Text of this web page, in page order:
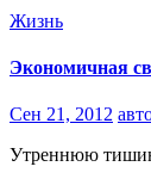
Жизнь
Экономичная
Сен 21, 2012
Утреннюю